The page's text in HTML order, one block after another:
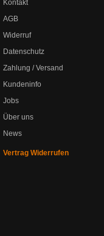
Kontakt
AGB
Widerruf
Datenschutz
Zahlung / Versand
Kundeninfo
Jobs
Über uns
News
Vertrag Widerrufen